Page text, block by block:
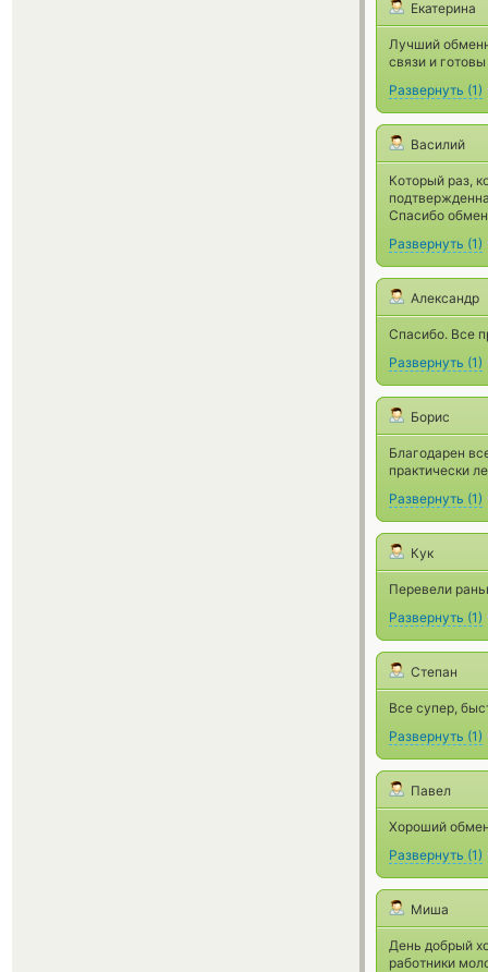
Екатерина
Лучший
связи и
Развернуть (1)
Василий
Который раз,
Спасибо
Развернуть (1)
Александр
Спасибо. Все
Развернуть (1)
Борис
Благодарен
практически
Развернуть (1)
Кук
Перевели
Развернуть (1)
Степан
Все супер,
Развернуть (1)
Павел
Хороший
Развернуть (1)
Миша
День добрый
работники